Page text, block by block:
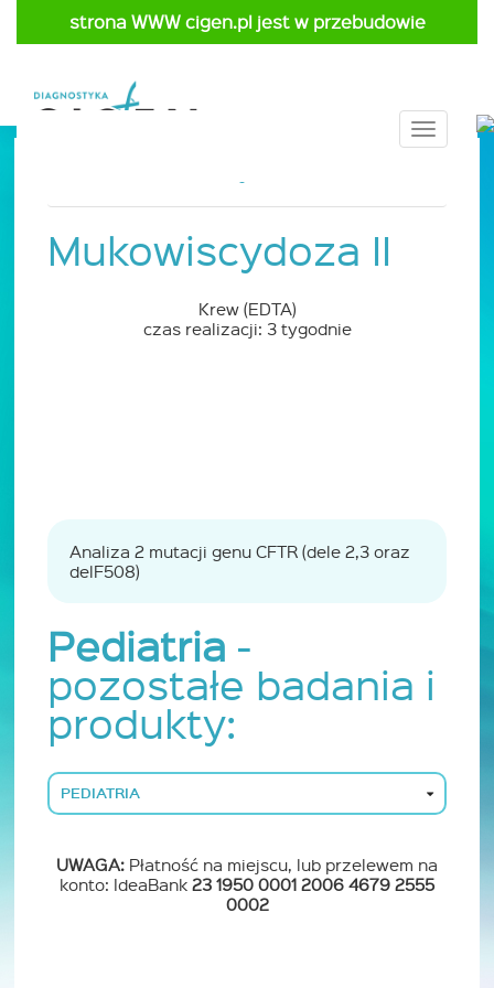
strona WWW cigen.pl jest w przebudowie
Toggle
Mukowiscydoza II
Krew (EDTA)
czas realizacji: 3 tygodnie
Analiza 2 mutacji genu CFTR (dele 2,3 oraz
delF508)
Pediatria -
pozostałe badania i
produkty:
PEDIATRIA
UWAGA: Płatność na miejscu, lub przelewem na
konto: IdeaBank 23 1950 0001 2006 4679 2555
0002